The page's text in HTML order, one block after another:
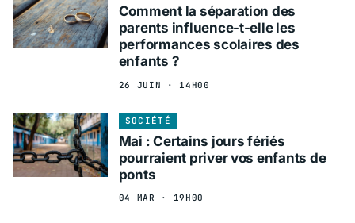
Comment la séparation des
parents influence-t-elle les
performances scolaires des
enfants ?
26 JUIN · 14H00
SOCIÉTÉ
Mai : Certains jours fériés
pourraient priver vos enfants de
ponts
04 MAR · 19H00